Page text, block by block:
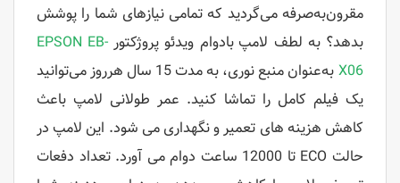
مقرون‌به‌صرفه می‌گردید که تمامی نیازهای شما را پوشش
بدهد؟ به لطف لامپ بادوام ویدئو پروژکتورEPSON EB-
X06
به‌عنوان منبع نوری، به مدت 15 سال هرروز می‌توانید
یک فیلم کامل را تماشا کنید. عمر طولانی لامپ باعث
کاهش هزینه های تعمیر و نگهداری می شود. این لامپ در
حالت ECO تا 12000 ساعت دوام می آورد. تعداد دفعات